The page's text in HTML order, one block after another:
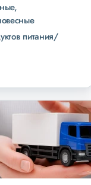
питания/